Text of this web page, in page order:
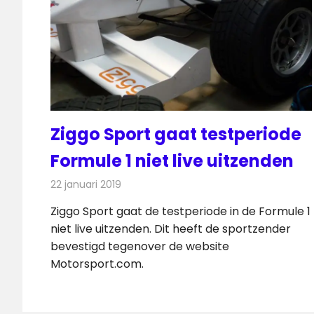
Ziggo Sport gaat testperiode
Formule 1 niet live uitzenden
22 januari 2019
Ziggo Sport gaat de testperiode in de Formule 1
niet live uitzenden. Dit heeft de sportzender
bevestigd tegenover de website
Motorsport.com.